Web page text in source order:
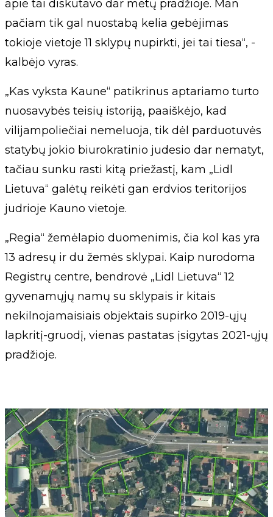
apie tai diskutavo dar metų pradžioje. Man
pačiam tik gal nuostabą kelia gebėjimas
tokioje vietoje 11 sklypų nupirkti, jei tai tiesa“, -
kalbėjo vyras.
„Kas vyksta Kaune“ patikrinus aptariamo turto
nuosavybės teisių istoriją, paaiškėjo, kad
vilijampoliečiai nemeluoja, tik dėl parduotuvės
statybų jokio biurokratinio judesio dar nematyt,
tačiau sunku rasti kitą priežastį, kam „Lidl
Lietuva“ galėtų reikėti gan erdvios teritorijos
judrioje Kauno vietoje.
„Regia“ žemėlapio duomenimis, čia kol kas yra
13 adresų ir du žemės sklypai. Kaip nurodoma
Registrų centre, bendrovė „Lidl Lietuva“ 12
gyvenamųjų namų su sklypais ir kitais
nekilnojamaisiais objektais supirko 2019-ųjų
lapkritį-gruodį, vienas pastatas įsigytas 2021-ųjų
pradžioje.